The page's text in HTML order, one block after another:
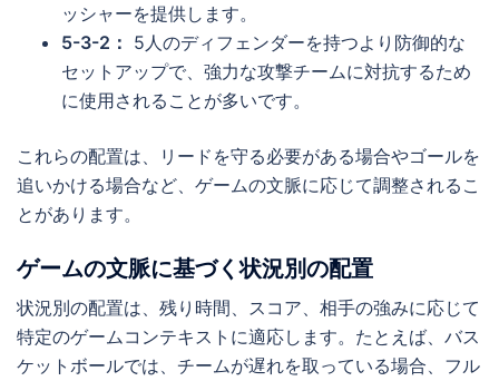
ッシャーを提供します。
5-3-2： 5人のディフェンダーを持つより防御的な
セットアップで、強力な攻撃チームに対抗するため
に使用されることが多いです。
これらの配置は、リードを守る必要がある場合やゴールを
追いかける場合など、ゲームの文脈に応じて調整されるこ
とがあります。
ゲームの文脈に基づく状況別の配置
状況別の配置は、残り時間、スコア、相手の強みに応じて
特定のゲームコンテキストに適応します。たとえば、バス
ケットボールでは、チームが遅れを取っている場合、フル